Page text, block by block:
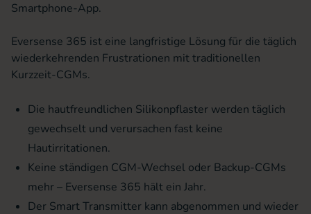
Smartphone-App.
Eversense 365 ist eine langfristige Lösung für die täglich
wiederkehrenden Frustrationen mit traditionellen
Kurzzeit-CGMs.
Die hautfreundlichen Silikonpflaster werden täglich
gewechselt und verursachen fast keine
Hautirritationen.
Keine ständigen CGM-Wechsel oder Backup-CGMs
mehr – Eversense 365 hält ein Jahr.
Der Smart Transmitter kann abgenommen und wieder